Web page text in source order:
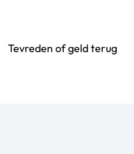
Tevreden of geld terug